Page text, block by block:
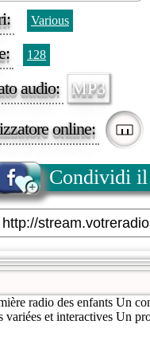
Various
128
audio: MP3
online:
Condividi
radio des enfants Un
variées et interactives Un